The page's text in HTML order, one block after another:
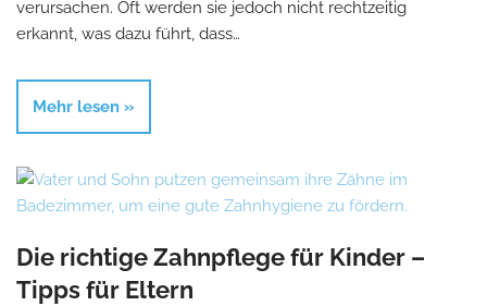
verursachen. Oft werden sie jedoch nicht rechtzeitig
erkannt, was dazu führt, dass…
Mehr lesen »
Die richtige Zahnpflege für Kinder –
Tipps für Eltern